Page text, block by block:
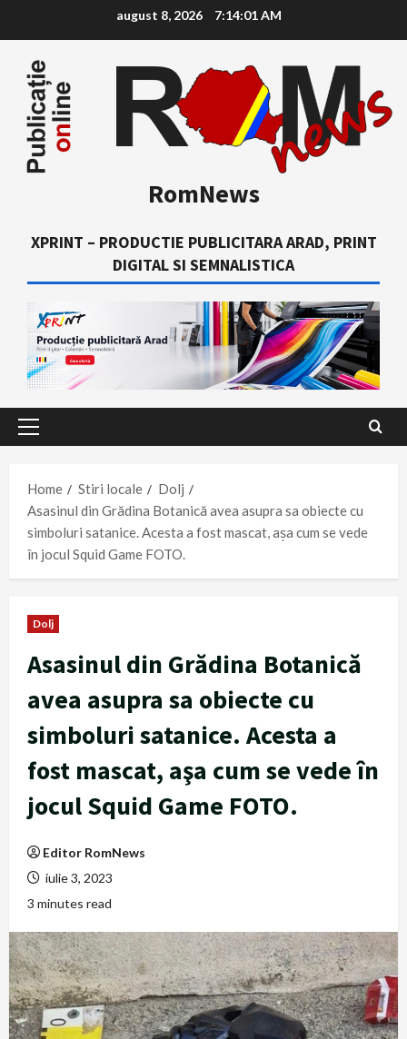
content
august 8, 2026 7:14:03 AM
RomNews
XPRINT – PRODUCTIE PUBLICITARA ARAD, PRINT
DIGITAL SI SEMNALISTICA
Primary
Home
Stiri locale
Dolj
Asasinul din Grădina Botanică avea asupra sa obiecte cu
simboluri satanice. Acesta a fost mascat, aşa cum se vede
în jocul Squid Game FOTO.
Dolj
Asasinul din Grădina Botanică
avea asupra sa obiecte cu
simboluri satanice. Acesta a
fost mascat, aşa cum se vede în
jocul Squid Game FOTO.
Editor RomNews
iulie 3, 2023
3 minutes read